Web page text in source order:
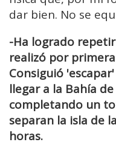
dar bien. No se
-Ha logrado
realizó por
Consiguió
llegar a la Bahía
completando un
separan la isla de
horas.